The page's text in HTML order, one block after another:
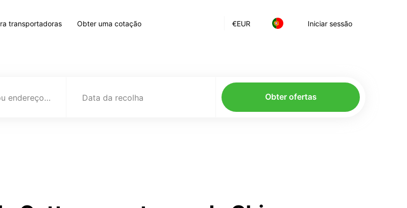
€EUR Iniciar sessão
transportadoras Obter uma cotação
Destino (cidade ou endereço) Data da recolha Obter ofertas